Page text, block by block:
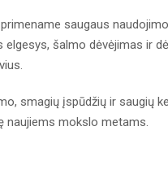
saugaus
šalmo dėvėjimas ir
smagių įspūdžių ir saugių
naujiems mokslo metams.